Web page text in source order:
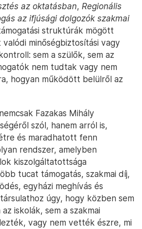
az oktatásban, Regionális
az ifjúsági dolgozók szakmai
struktúrák mögött
minőségbiztosítási vagy
sem a szülők, sem az
nem tudtak vagy nem
hogyan működött belülről az
Fazakas Mihály
szól, hanem arról is,
és maradhatott fenn
rendszer, amelyben
kiszolgáltatottsága
tucat támogatás, szakmai díj,
egyházi meghívás és
úgy, hogy közben sem
iskolák, sem a szakmai
vagy nem vették észre, mi